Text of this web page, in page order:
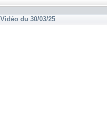
Vidéo du 30/03/25